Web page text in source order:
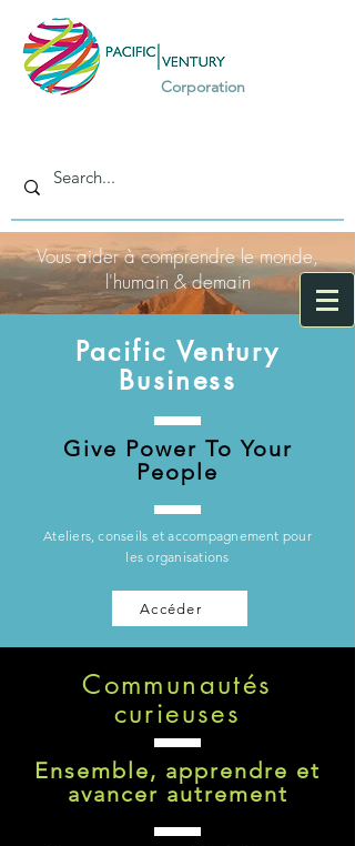
Corporation
Vous aider à comprendre le monde,
l'humain & demain
Pacific Ventury
Business
Give Power To Your
People
Ateliers, conseils et accompagnement pour
les organisations
Accéder
Communautés
curieuses
Ensemble, apprendre et
avancer autrement